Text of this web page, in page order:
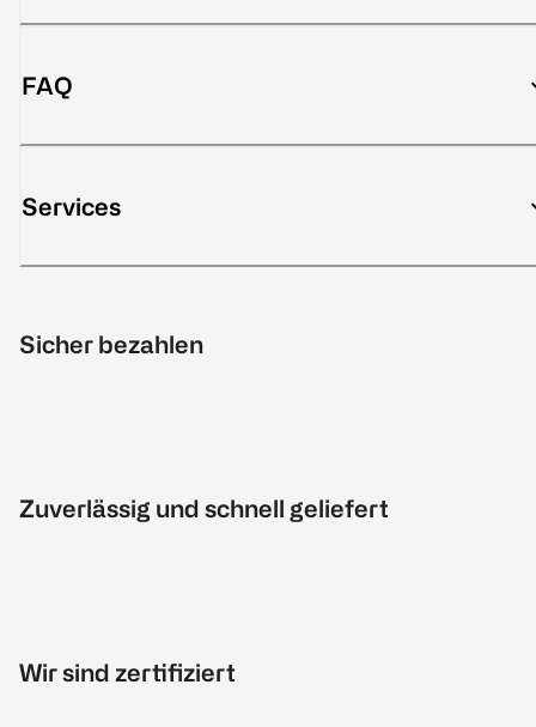
FAQ
Services
Sicher bezahlen
Zuverlässig und schnell geliefert
Wir sind zertifiziert